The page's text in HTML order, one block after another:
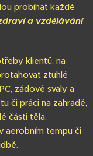
probíhat každé
a vzdělávání
klientů, na
ztuhlé
zádové svaly a
či práci na zahradě,
části těla,
aerobním tempu či